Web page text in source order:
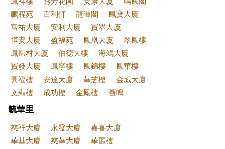
鵬程苑
百利軒 龍暉閣
鳳寶大廈
富祐大廈
安利大廈
寶翠大廈
恒安大廈
盈福苑 鳳凰大廈
翠鳳樓
鳳凰村大廈
伯德大樓
海鴻大廈
寶發大廈
鳳寧樓 鳳錦樓
鳳華樓
興福樓
安達大廈 華芝樓
金城大廈
文顯樓
成功樓 金鳳樓 薈鳴
毓華里
慈祥大廈 永發大廈
嘉喜大廈
華基大廈
慈華大廈
華麗樓